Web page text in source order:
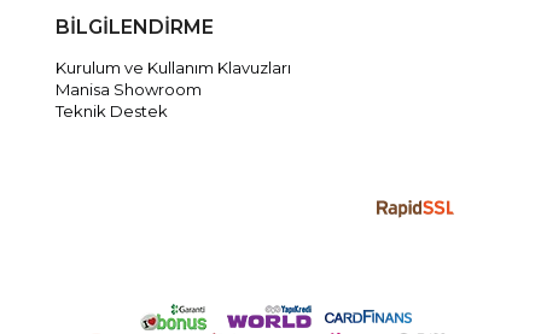
BİLGİLENDİRME
Kurulum ve Kullanım Klavuzları
Manisa Showroom
Teknik Destek